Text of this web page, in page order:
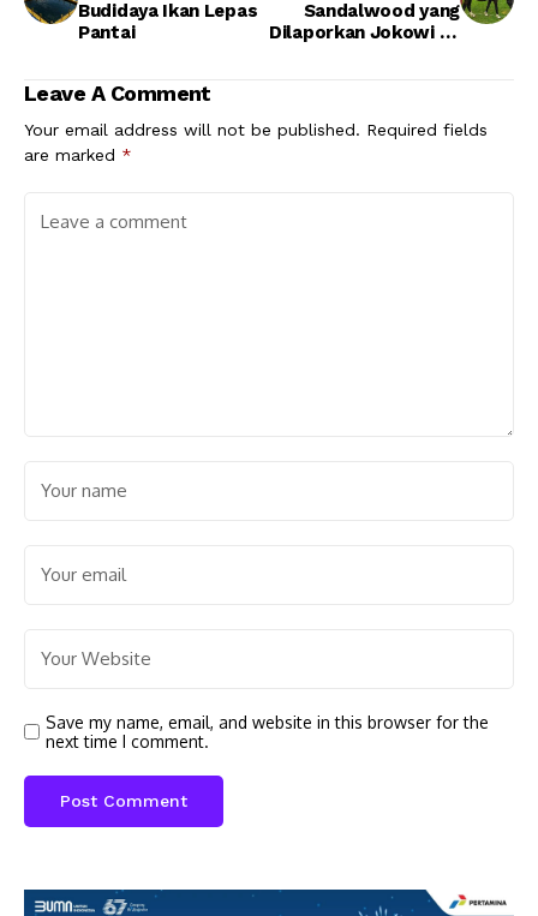
Budidaya Ikan Lepas
Pantai
Sandalwood yang
Dilaporkan Jokowi ke
Leave A Comment
Your email address will not be published. Required fields
are marked *
Save my name, email, and website in this browser for the
next time I comment.